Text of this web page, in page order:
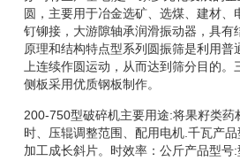
圆，主要用于冶金选矿、选煤、建材
钉铆接，大游隙轴承润滑振动器，具
原理和结构特点型系列圆振筛是利用
上连续作圆运动，从而达到筛分目的
侧板采用优质钢板制作。
200-750型破碎机主要用途:将果籽类
时、压辊调整范围、配用电机.千瓦产
加工成长斜片。时效率：公斤产品型